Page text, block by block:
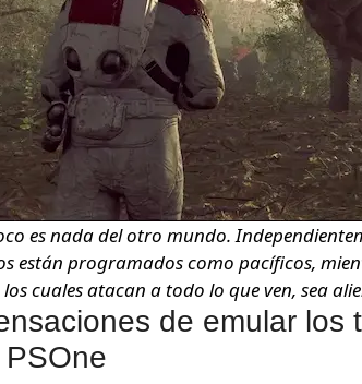
es nada del otro mundo.
están programados como pacíficos,
los cuales atacan a todo lo que ven, sea
de emular los